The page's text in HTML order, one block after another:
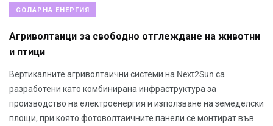
СОЛАРНА ЕНЕРГИЯ
Агриволтаици за свободно отглеждане на животни
и птици
Вертикалните агриволтаични системи на Next2Sun са
разработени като комбинирана инфраструктура за
производство на електроенергия и използване на земеделски
площи, при която фотоволтаичните панели се монтират във